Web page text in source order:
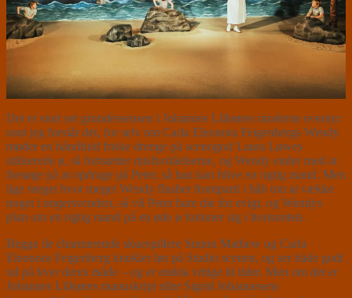
Det er stort set grundessensen i Johannes Lilleøres moderne eventyr
som jeg forstår det, for selv om Carla Eleonora Feigenbergs Wendy
møder en håndfuld friske drenge på scenograf Laura Løwes
stiliserede ø, så fortsætter misforståelserne, og Wendy ender med at
forsøge på at opdrage på Peter, så han kan blive en rigtig mand. Men
lige meget hvor meget Wendy flasher frontparti i håb om at vække
noget i ungersvenden, så vil Peter bare die for evigt, og Wendys
plan om en rigtig mand på en øde ø fortoner sig i horisonten.
Begge de charmerende skuespillere Simon Mathew og Carla
Eleonora Feigenberg knokler løs på Studio scenen, og ser både godt
ud på hver deres måde – og er endda vittige til tider. Men om det er
Johannes Lilleøres manuskript eller Sigrid Johannesens